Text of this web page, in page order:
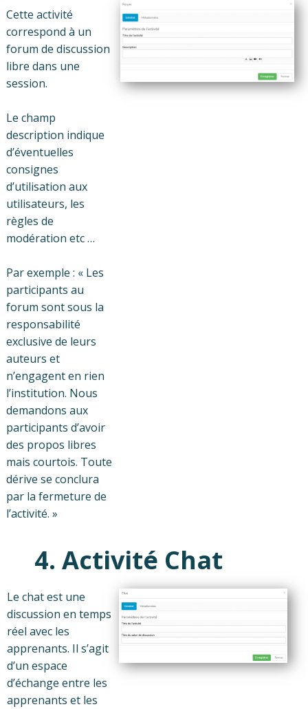
Cette activité
correspond à un
forum de discussion
libre dans une
session.
Le champ
description indique
d’éventuelles
consignes
d’utilisation aux
utilisateurs, les
règles de
modération etc …
Par exemple : « Les
participants au
forum sont sous la
responsabilité
exclusive de leurs
auteurs et
n’engagent en rien
l’institution. Nous
demandons aux
participants d’avoir
des propos libres
mais courtois. Toute
dérive se conclura
par la fermeture de
l’activité. »
4. Activité Chat
Le chat est une
discussion en temps
réel avec les
apprenants. Il s’agit
d’un espace
d’échange entre les
apprenants et les